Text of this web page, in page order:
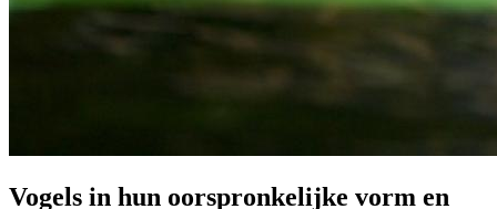
Vogels in hun oorspronkelijke vorm en